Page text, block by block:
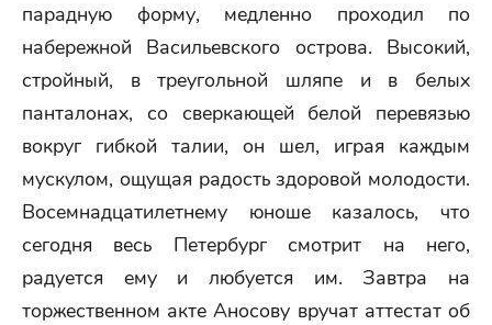
парадную форму, медленно проходил по
набережной Васильевского острова. Высокий,
стройный, в треугольной шляпе и в белых
панталонах, со сверкающей белой перевязью
вокруг гибкой талии, он шел, играя каждым
мускулом, ощущая радость здоровой молодости.
Восемнадцатилетнему юноше казалось, что
сегодня весь Петербург смотрит на него,
радуется ему и любуется им. Завтра на
торжественном акте Аносову вручат аттестат об